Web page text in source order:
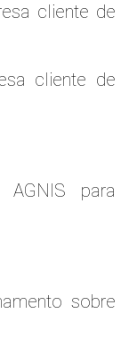
cliente de
cliente de
para
sobre